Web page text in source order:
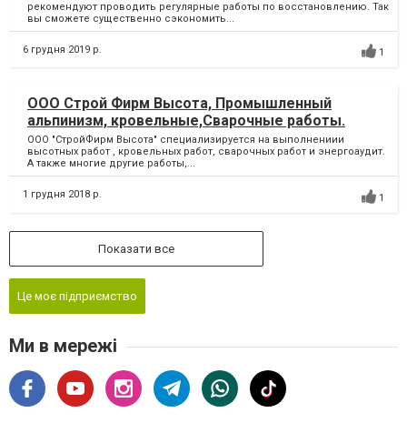
рекомендуют проводить регулярные работы по восстановлению. Так
вы сможете существенно сэкономить...
6 грудня 2019 р. 1
ООО Строй Фирм Высота, Промышленный
альпинизм, кровельные,Сварочные работы.
ООО "СтройФирм Высота" специализируется на выполнениии
высотных работ , кровельных работ, сварочных работ и энергоаудит.
А также многие другие работы,...
1 грудня 2018 р. 1
Показати все
Це моє підприємство
Ми в мережі